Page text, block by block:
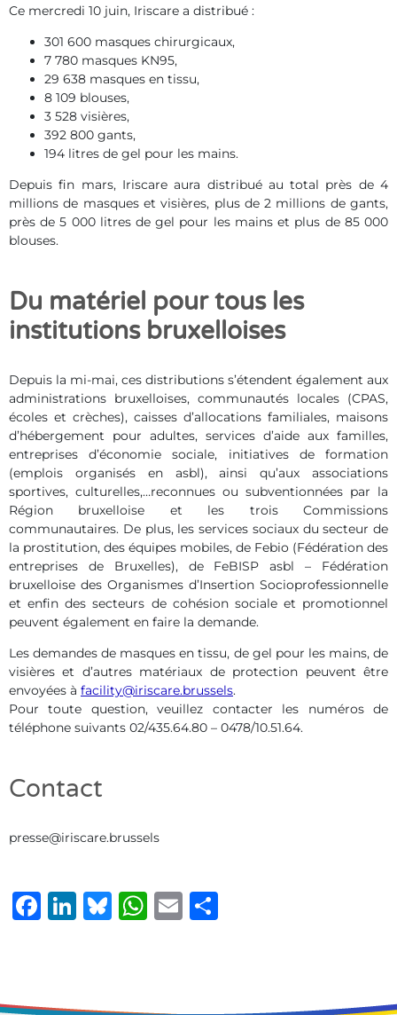
Ce mercredi 10 juin, Iriscare a distribué :
301 600 masques chirurgicaux,
7 780 masques KN95,
29 638 masques en tissu,
8 109 blouses,
3 528 visières,
392 800 gants,
194 litres de gel pour les mains.
Depuis fin mars, Iriscare aura distribué au total près de 4
millions de masques et visières, plus de 2 millions de gants,
près de 5 000 litres de gel pour les mains et plus de 85 000
blouses.
Du matériel pour tous les
institutions bruxelloises
Depuis la mi-mai, ces distributions s’étendent également aux
administrations bruxelloises, communautés locales (CPAS,
écoles et crèches), caisses d’allocations familiales, maisons
d’hébergement pour adultes, services d’aide aux familles,
entreprises d’économie sociale, initiatives de formation
(emplois organisés en asbl), ainsi qu’aux associations
sportives, culturelles,…reconnues ou subventionnées par la
Région bruxelloise et les trois Commissions
communautaires. De plus, les services sociaux du secteur de
la prostitution, des équipes mobiles, de Febio (Fédération des
entreprises de Bruxelles), de FeBISP asbl – Fédération
bruxelloise des Organismes d’Insertion Socioprofessionnelle
et enfin des secteurs de cohésion sociale et promotionnel
peuvent également en faire la demande.
Les demandes de masques en tissu, de gel pour les mains, de
visières et d’autres matériaux de protection peuvent être
envoyées à facility@iriscare.brussels.
Pour toute question, veuillez contacter les numéros de
téléphone suivants 02/435.64.80 – 0478/10.51.64.
Contact
presse@iriscare.brussels
Facebook
LinkedIn
Bluesky
WhatsApp
Email